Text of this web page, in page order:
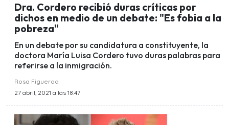
Dra. Cordero recibió duras críticas por
dichos en medio de un debate: "Es fobia a la
pobreza"
En un debate por su candidatura a constituyente, la
doctora María Luisa Cordero tuvo duras palabras para
referirse a la inmigración.
Rosa Figueroa
27 abril, 2021 a las 18:47